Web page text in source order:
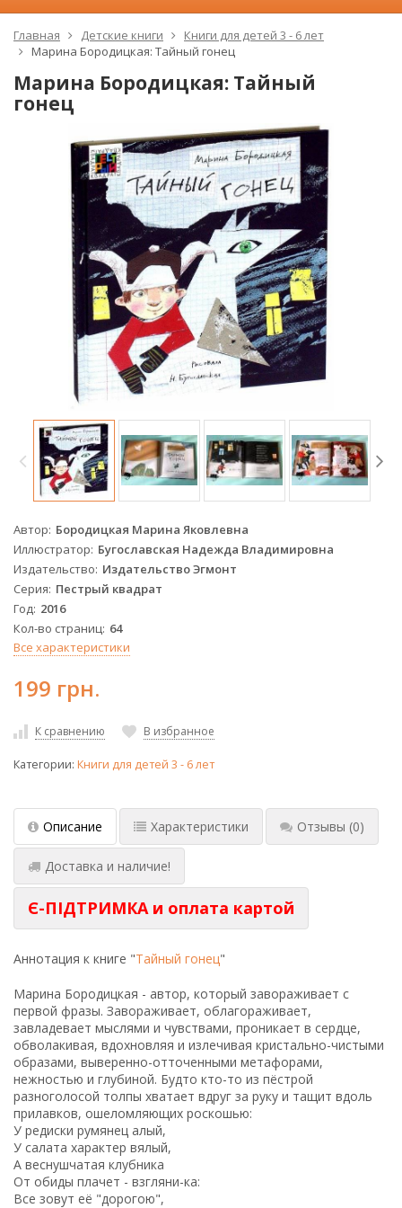
Главная Детские книги
Книги для детей 3 - 6 лет
Марина Бородицкая: Тайный гонец
Марина Бородицкая: Тайный
гонец
Автор Бородицкая Марина Яковлевна
Иллюстратор Бугославская Надежда Владимировна
Издательство Издательство Эгмонт
Серия Пестрый квадрат
Год 2016
Кол-во страниц 64
Все характеристики
199 грн.
К сравнению В избранное
Категории: Книги для детей 3 - 6 лет
Описание Характеристики Отзывы (0)
Доставка и наличие!
Є-ПІДТРИМКА и оплата картой
Аннотация к книге "Тайный гонец"
Марина Бородицкая - автор, который завораживает с
первой фразы. Завораживает, облагораживает,
завладевает мыслями и чувствами, проникает в сердце,
обволакивая, вдохновляя и излечивая кристально-чистыми
образами, выверенно-отточенными метафорами,
нежностью и глубиной. Будто кто-то из пёстрой
разноголосой толпы хватает вдруг за руку и тащит вдоль
прилавков, ошеломляющих роскошью:
У редиски румянец алый,
У салата характер вялый,
А веснушчатая клубника
От обиды плачет - взгляни-ка:
Все зовут её "дорогою",